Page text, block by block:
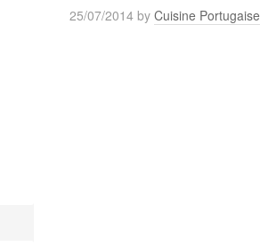
25/07/2014 by Cuisine Portugaise